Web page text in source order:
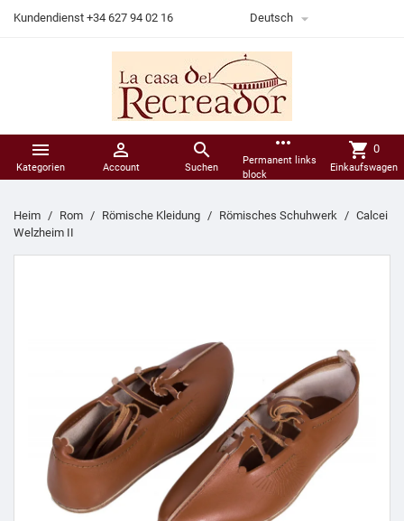
Kundendienst +34 627 94 02 16 Deutsch 

Kategorien

Account

Suchen
more_horiz
Permanent links
block
shopping_cart 0
Einkaufswagen
Heim Rom Römische Kleidung Römisches Schuhwerk
Calcei
Welzheim II